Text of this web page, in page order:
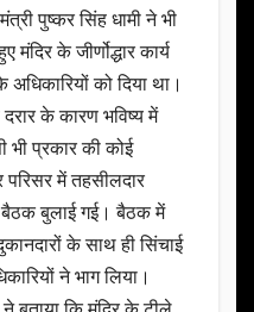
पुष्कर सिंह धामी ने भी
मंदिर के जीर्णोद्धार कार्य
को दिया था।
के कारण भविष्य में
भी प्रकार की कोई
में तहसीलदार
बैठक बुलाई गई। बैठक में
के साथ ही सिंचाई
ने भाग लिया।